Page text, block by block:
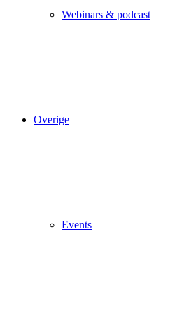
Webinars & podcast
Overige
Events